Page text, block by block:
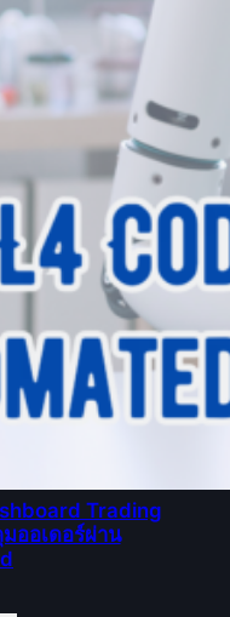
Trading
ออเดอร์ผ่าน